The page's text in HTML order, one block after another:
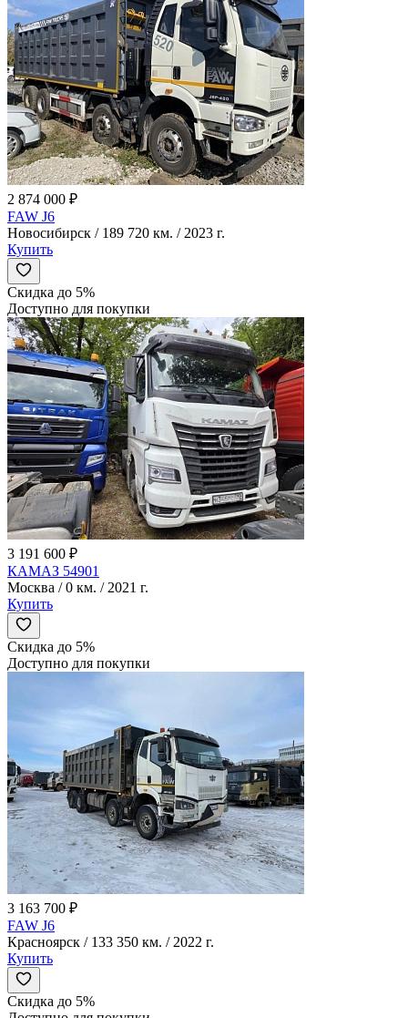
2 874 000 ₽
FAW J6
Новосибирск / 189 720 км. / 2023 г.
Купить
Скидка до 5%
Доступно для покупки
3 191 600 ₽
КАМАЗ 54901
Москва / 0 км. / 2021 г.
Купить
Скидка до 5%
Доступно для покупки
3 163 700 ₽
FAW J6
Красноярск / 133 350 км. / 2022 г.
Купить
Скидка до 5%